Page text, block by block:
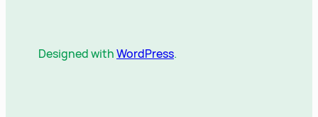
Designed withWordPress.